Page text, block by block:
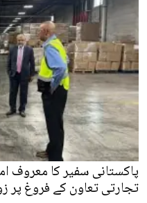
پاکستانی سفیر کا معروف
تجارتی تعاون کے فروغ پر